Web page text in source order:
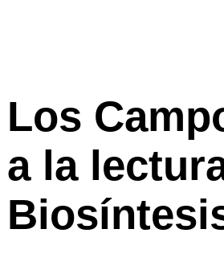
Los
a la